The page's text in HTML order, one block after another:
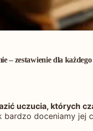
– zestawienie dla
uczucia, których
bardzo doceniamy jej